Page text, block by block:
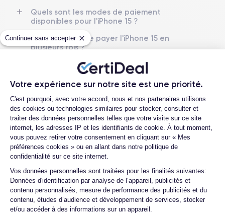
Continuer sans accepter
Votre expérience sur notre site est une priorité.
Plateforme de Gestion du
C'est pourquoi, avec votre accord, nous et nos partenaires utilisons
des cookies ou technologies similaires pour stocker, consulter et
traiter des données personnelles telles que votre visite sur ce site
internet, les adresses IP et les identifiants de cookie. À tout moment,
vous pouvez retirer votre consentement en cliquant sur « Mes
préférences cookies » ou en allant dans notre politique de
confidentialité sur ce site internet.
Vos données personnelles sont traitées pour les finalités suivantes:
Données d'identification par analyse de l’appareil, publicités et
contenu personnalisés, mesure de performance des publicités et du
contenu, études d’audience et développement de services, stocker
et/ou accéder à des informations sur un appareil.
Axeptio consent
Batterie
3349 mAh
Type de SIM
eSIM
Réseau mobile
5G
Débloqué
Oui, tous opérateurs
Si vous souhaitez découvrir en détail les caractéristiques de ce
smartphone, consulter la
fiche technique de l'iPhone 15.
Quels sont les modes de paiement
disponibles pour l'iPhone 15 ?
Est-il possible de payer l'iPhone 15 en
plusieurs fois ?
Quelle société utilisez-vous pour
l’expédition ?
Que se passe-t-il après avoir passé la
commande ?
Quels sont les délais de livraison ?
Que se passe-t-il si je change d’avis
après avoir acheté/reçu le produit ?
Comment demander un retour ?
Comment contacter le service client ?